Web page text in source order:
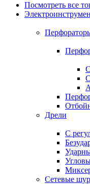
Посмотреть все
Дрели
С
Сетевые